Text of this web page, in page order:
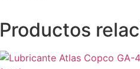
Productos